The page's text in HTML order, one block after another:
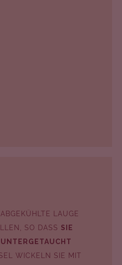
LAUGE
SO DASS SIE
WICKELN SIE MIT